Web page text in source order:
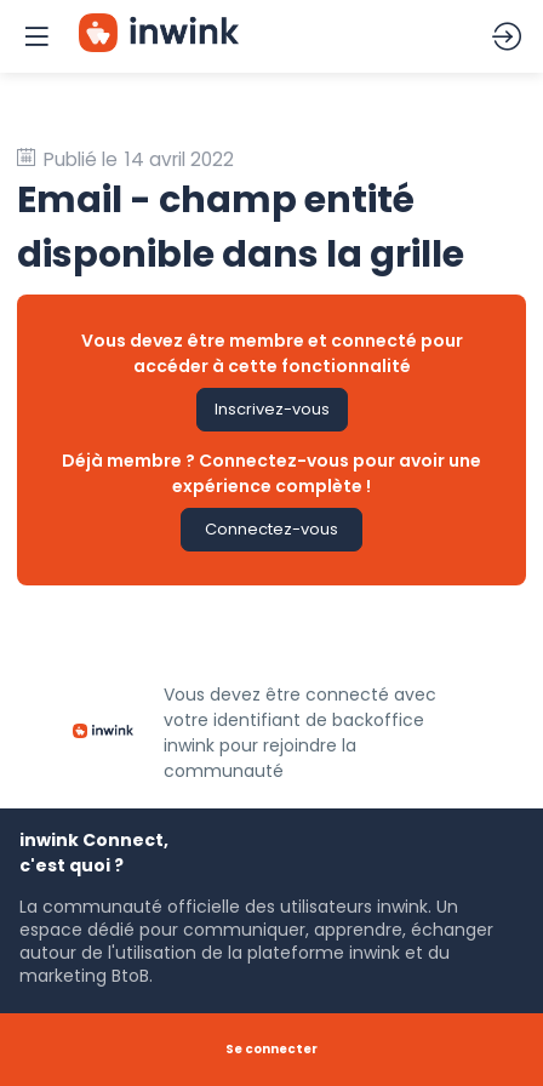
Publié le 14 avril 2022
Email - champ entité
disponible dans la grille
Vous devez être membre et connecté pour
accéder à cette fonctionnalité
Inscrivez-vous
Déjà membre ? Connectez-vous pour avoir une
expérience complète !
Connectez-vous
Vous devez être connecté avec
votre identifiant de backoffice
inwink pour rejoindre la
communauté
inwink Connect,
c'est quoi ?
La communauté officielle des utilisateurs inwink. Un
espace dédié pour communiquer, apprendre, échanger
autour de l'utilisation de la plateforme inwink et du
marketing BtoB.
Se connecter